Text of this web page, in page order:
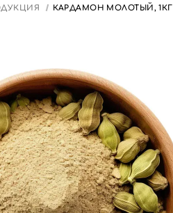
КАРДАМОН МОЛОТЫЙ, 1КГ